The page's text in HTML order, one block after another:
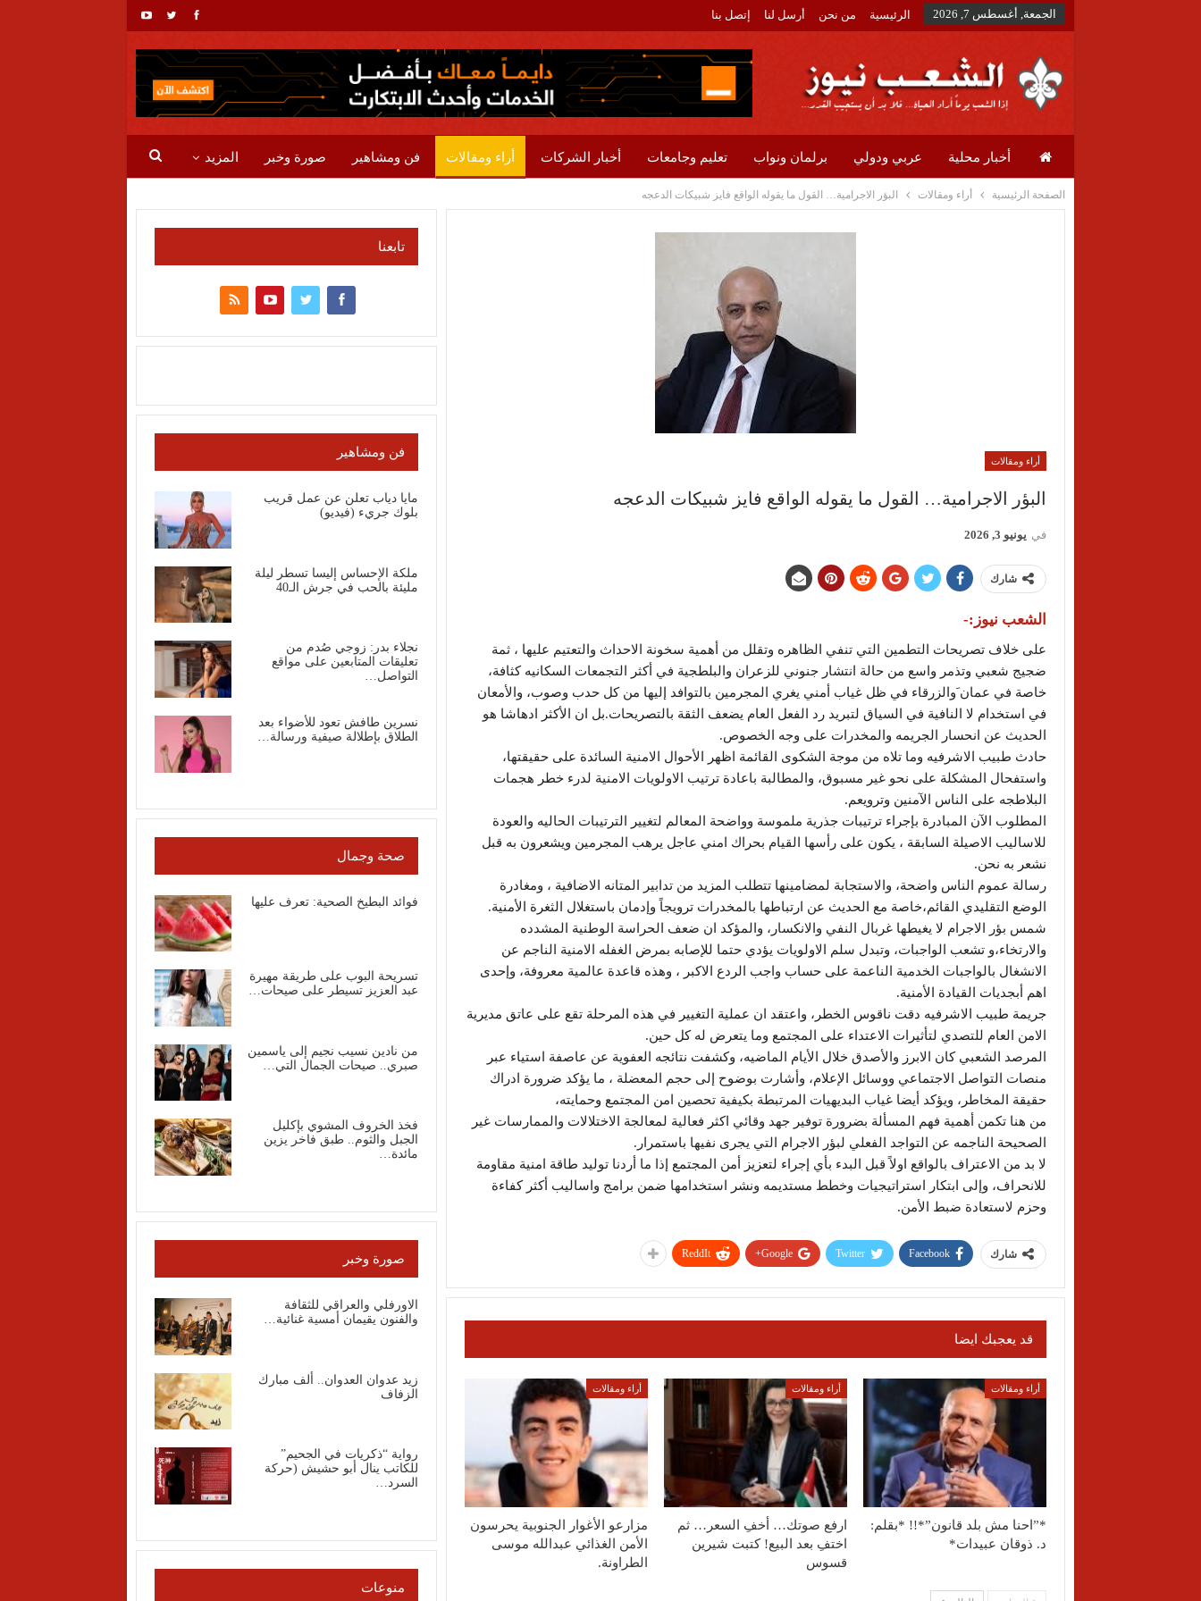
الجمعة, أغسطس 7, 2026 الرئيسية من نحن أرسل لنا إتصل بنا
أخبار محلية عربي ودولي برلمان ونواب تعليم وجامعات أخبار الشركات أراء ومقالات فن ومشاهير صورة وخبر المزيد
الصفحة الرئيسية أراء ومقالات البؤر الاجرامية… القول ما يقوله الواقع فايز شبيكات الدعجه
أراء ومقالات
البؤر الاجرامية… القول ما يقوله الواقع فايز شبيكات الدعجه
في يونيو 3, 2026
شارك
الشعب نيوز:-
على خلاف تصريحات التطمين التي تنفي الظاهره وتقلل من أهمية سخونة الاحداث والتعتيم عليها ، ثمة
ضجيج شعبي وتذمر واسع من حالة انتشار جنوني للزعران والبلطجية في أكثر التجمعات السكانيه كثافة،
خاصة في عمان َوالزرقاء في ظل غياب أمني يغري المجرمين بالتوافد إليها من كل حدب وصوب، والأمعان
في استخدام لا النافية في السياق لتبريد رد الفعل العام يضعف الثقة بالتصريحات.بل ان الأكثر ادهاشا هو
الحديث عن انحسار الجريمه والمخدرات على وجه الخصوص.
حادث طبيب الاشرفيه وما تلاه من موجة الشكوى القائمة اظهر الأحوال الامنية السائدة على حقيقتها،
واستفحال المشكلة على نحو غير مسبوق، والمطالبة باعادة ترتيب الاولويات الامنية لدرء خطر هجمات
البلاطجه على الناس الآمنين وترويعم.
المطلوب الآن المبادرة بإجراء ترتيبات جذرية ملموسة وواضحة المعالم لتغيير الترتيبات الحاليه والعودة
للاساليب الاصيلة السابقة ، يكون على رأسها القيام بحراك امني عاجل يرهب المجرمين ويشعرون به قبل
نشعر به نحن.
رسالة عموم الناس واضحة، والاستجابة لمضامينها تتطلب المزيد من تدابير المتانه الاضافية ، ومغادرة
الوضع التقليدي القائم،خاصة مع الحديث عن ارتباطها بالمخدرات ترويجاً وإدمان باستغلال الثغرة الأمنية.
شمس بؤر الاجرام لا يغيطها غربال النفي والانكسار، والمؤكد ان ضعف الحراسة الوطنية المشدده
والارتخاء،و تشعب الواجبات، وتبدل سلم الاولويات يؤدي حتما للإصابه بمرض الغفله الامنية الناجم عن
الانشغال بالواجبات الخدمية الناعمة على حساب واجب الردع الاكبر ، وهذه قاعدة عالمية معروفة، وإحدى
اهم أبجديات القيادة الأمنية.
جريمة طبيب الاشرفيه دقت ناقوس الخطر، واعتقد ان عملية التغيير في هذه المرحلة تقع على عاتق مديرية
الامن العام للتصدي لتأثيرات الاعتداء على المجتمع وما يتعرض له كل حين.
المرصد الشعبي كان الابرز والأصدق خلال الأيام الماضيه، وكشفت نتائجه العفوية عن عاصفة استياء عبر
منصات التواصل الاجتماعي ووسائل الإعلام، وأشارت بوضوح إلى حجم المعضلة ، ما يؤكد ضرورة ادراك
حقيقة المخاطر، ويؤكد أيضا غياب البديهيات المرتبطة بكيفية تحصين امن المجتمع وحمايته،
من هنا تكمن أهمية فهم المسألة بضرورة توفير جهد وقائي اكثر فعالية لمعالجة الاختلالات والممارسات غير
الصحيحة الناجمه عن التواجد الفعلي لبؤر الاجرام التي يجرى نفيها باستمرار.
لا بد من الاعتراف بالواقع اولاً قبل البدء بأي إجراء لتعزيز أمن المجتمع إذا ما أردنا توليد طاقة امنية مقاومة
للانحراف، وإلى ابتكار استراتيجيات وخطط مستديمه ونشر استخدامها ضمن برامج واساليب أكثر كفاءة
وحزم لاستعادة ضبط الأمن.
شارك Facebook
Twitter
Google+
ReddIt
قد يعجبك ايضا
أراء ومقالات
*”احنا مش بلد قانون”*!! *بقلم:
د. ذوقان عبيدات*
أراء ومقالات
ارفع صوتك… أخفِ السعر… ثم
اختفِ بعد البيع! كتبت شيرين
قسوس
أراء ومقالات
مزارعو الأغوار الجنوبية يحرسون
الأمن الغذائي عبدالله موسى
الطراونة.
تابعنا
فن ومشاهير
مايا دياب تعلن عن عمل قريب
بلوك جريء (فيديو)
ملكة الإحساس إليسا تسطر ليلة
مليئة بالحب في جرش الـ40
نجلاء بدر: زوجي صُدم من
تعليقات المتابعين على مواقع
التواصل…
نسرين طافش تعود للأضواء بعد
الطلاق بإطلالة صيفية ورسالة…
صحة وجمال
فوائد البطيخ الصحية: تعرف عليها
تسريحة البوب على طريقة مهيرة
عبد العزيز تسيطر على صيحات…
من نادين نسيب نجيم إلى ياسمين
صبري.. صيحات الجمال التي…
فخذ الخروف المشوي بإكليل
الجبل والثوم.. طبق فاخر يزين
مائدة…
صورة وخبر
الاورفلي والعراقي للثقافة
والفنون يقيمان أمسية غنائية…
زيد عدوان العدوان.. ألف مبارك
الزفاف
رواية “ذكريات في الجحيم”
للكاتب ينال أبو حشيش (حركة
السرد…
منوعات